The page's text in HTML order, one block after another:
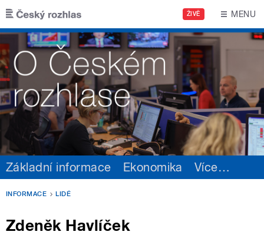
Přejít k hlavnímu obsahu
ŽIVĚ MENU
Základní informace Ekonomika Více…
INFORMACE LIDÉ
Zdeněk Havlíček